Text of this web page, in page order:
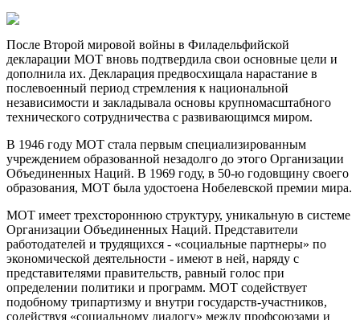
После Второй мировой войны в Филадельфийской
декларации МОТ вновь подтвердила свои основные цели и
дополнила их. Декларация предвосхищала нарастание в
послевоенный период стремления к национальной
независимости и закладывала основы крупномасштабного
технического сотрудничества с развивающимся миром.
В 1946 году МОТ стала первым специализированным
учреждением образованной незадолго до этого Организации
Объединенных Наций. В 1969 году, в 50-ю годовщину своего
образования, МОТ была удостоена Нобелевской премии мира.
МОТ имеет трехстороннюю структуру, уникальную в системе
Организации Объединенных Наций. Представители
работодателей и трудящихся - «социальные партнеры» по
экономической деятельности - имеют в ней, наряду с
представителями правительств, равный голос при
определении политики и программ. МОТ содействует
подобному трипартизму и внутри государств-участников,
содействуя «социальному диалогу» между профсоюзами и